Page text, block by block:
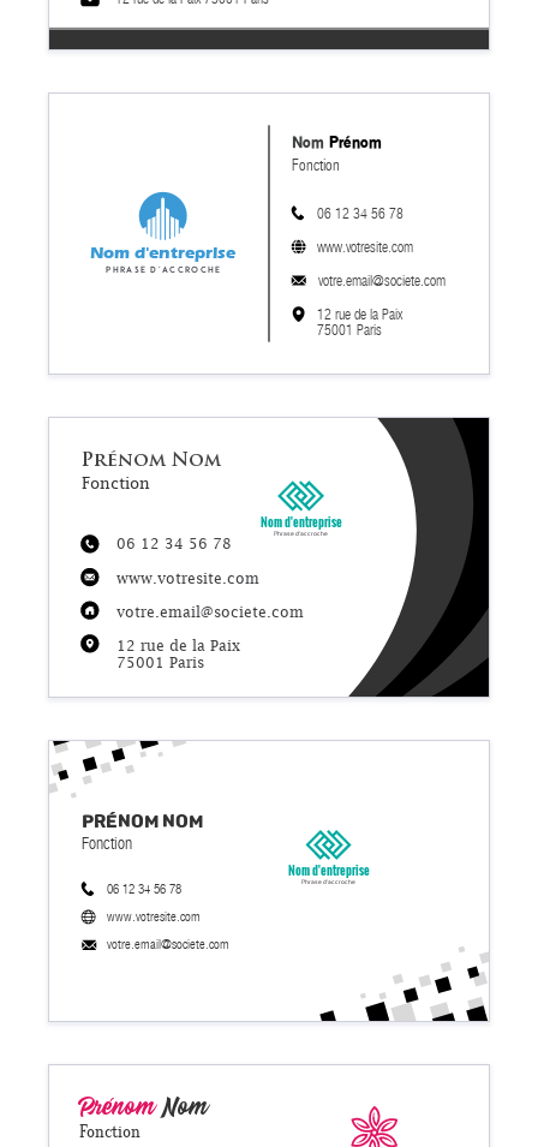
votre.email@societe.com
12 rue de la Paix
75001 Paris
06 12 34 56 78
www.votresite.com
Fonction
Nom Prénom
Nom d'entreprise
Phrase d'accroche
06 12 34 56 78
www.votresite.com
votre.email@societe.com
12 rue de la Paix
75001 Paris
Fonction
PrénomNom
Nom d'entreprise
Phrase d'accroche
www.votresite.com
votre.email@societe.com
Fonction
06 12 34 56 78
PrénomNom
Nom d'entreprise
Phrase d'accroche
Fonction
PrénomNom